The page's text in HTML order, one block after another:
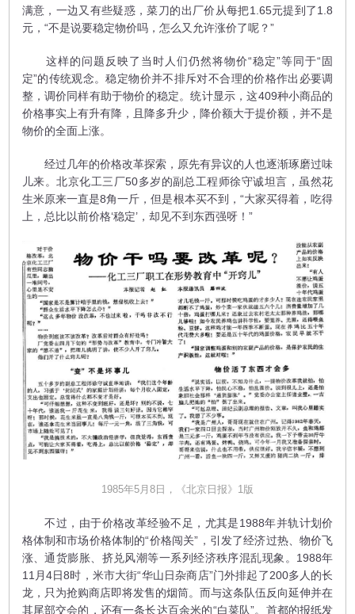
满意，一边又有些疑惑，菜刀的出厂价从每把1.65元提到了1.8
元，“不是说要稳定物价吗，怎么又允许涨价了呢？”
这样的问题反映了当时人们仍然将物价“稳定”等同于“固
定”的传统观念。稳定物价并不排斥对不合理的价格作出必要调
整，调价同样有助于物价的稳定。统计显示，这409种小商品的
价格事实上有升有降，且降多升少，降价额大于提价额，并不是
物价的全面上涨。
经过几年的价格改革探索，原先有异议的人也逐渐琢磨过味
儿来。北京化工三厂50多岁的副总工程师徐守诚坦言，虽然花
生米原来一直是8角一斤，但是根本买不到，“大家买得着，吃得
上，总比以前价格‘稳定’，却见不到东西强呀！”
1985年5月8日，《北京日报》1版
不过，由于价格改革经验不足，尤其是1988年并轨计划价
格体制和市场价格体制的“价格闯关”，引发了经济过热、物价飞
涨、通货膨胀、挤兑风潮等一系列经济秩序混乱现象。1988年
11月4日8时，米市大街“华山日杂商店”门外排起了200多人的长
龙，只为抢购商店即将发售的烟筒。而与这条队伍反向延伸并在
其尾部交会的，还有一条长达百余米的“白菜队”。首都的报纸发